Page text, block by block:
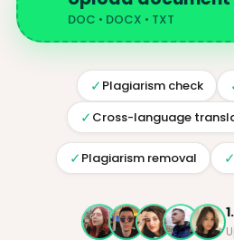
DOC • DOCX • TXT
✓ Plagiarism check
✓ Cross-language
✓ Plagiarism removal ✓